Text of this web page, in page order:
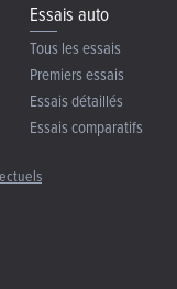
Essais auto
Tous les essais
Premiers essais
Essais détaillés
Essais comparatifs